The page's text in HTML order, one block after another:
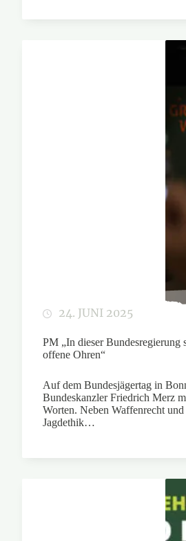
24. JUNI 2025
PM „In dieser Bundesregierung
offene Ohren“
Auf dem Bundesjägertag in
Bundeskanzler Friedrich Merz
Worten. Neben Waffenrecht
Jagdethik…